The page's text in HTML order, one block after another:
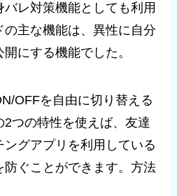
レ対策機能としても利用
主な機能は、異性に自分
にする機能でした。
OFFを自由に切り替える
2つの特性を使えば、友達
グアプリを利用している
防ぐことができます。方法